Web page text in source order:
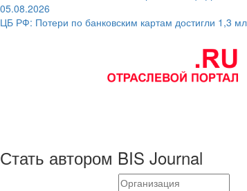
05.08.2026
ЦБ РФ: Потери по банковским картам достигли 1,3
Стать автором BIS Journal